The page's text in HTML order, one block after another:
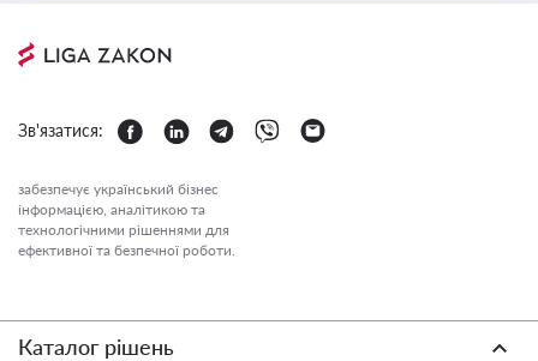
Зв'язатися:
забезпечує український бізнес
інформацією, аналітикою та
технологічними рішеннями для
ефективної та безпечної роботи.
Каталог рішень